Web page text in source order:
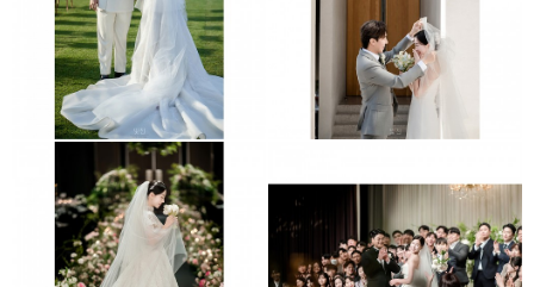
파주 서원아트리움 원남교당
엘리에나호텔 역삼 GS아모리스